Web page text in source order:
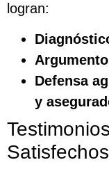
logran:
Defensa
y
Satisfechos